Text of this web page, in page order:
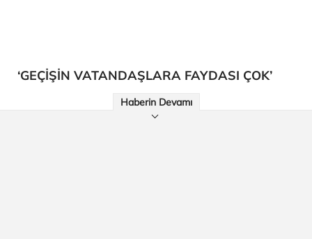
‘GEÇİŞİN VATANDAŞLARA FAYDASI ÇOK’
Haberin Devamı